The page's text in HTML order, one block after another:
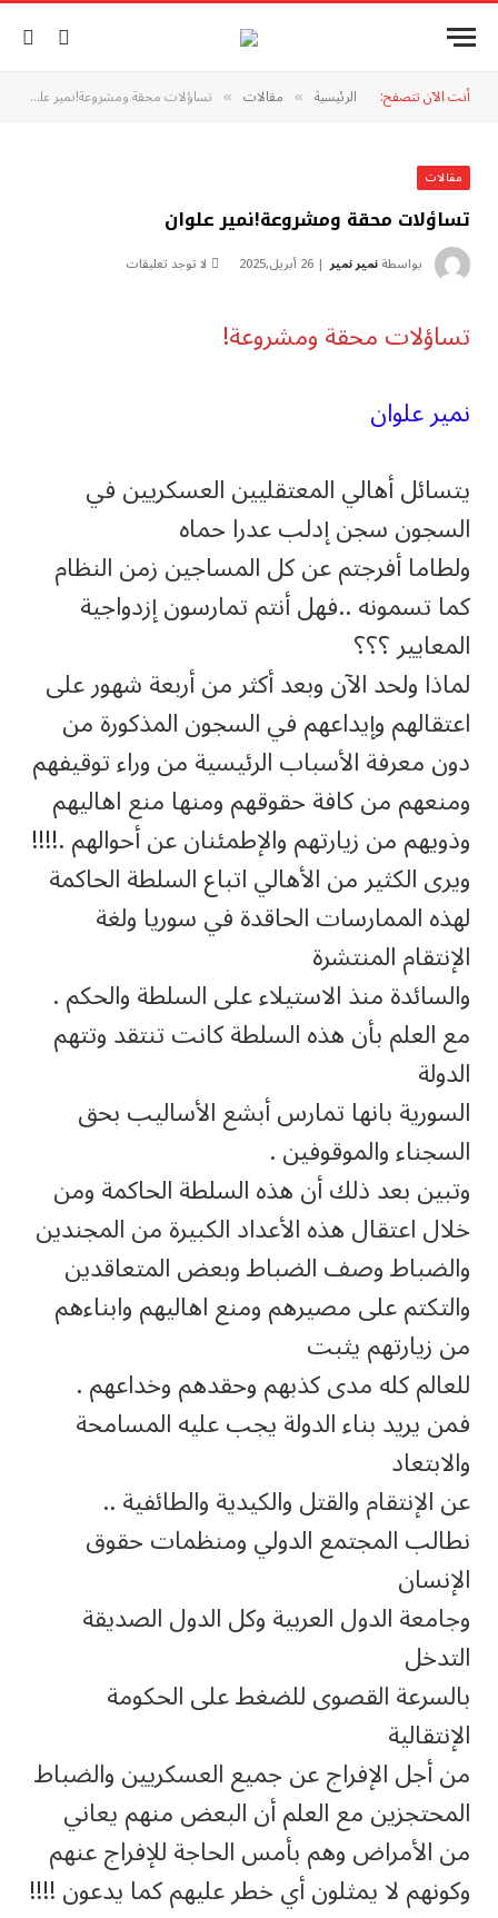
أنت الآن تتصفح: الرئيسية » مقالات » تساؤلات محقة ومشروعة!نمير علوان
مقالات
تساؤلات محقة ومشروعة!نمير علوان
بواسطةنمير نمير 26 أبريل,2025 لا توجد تعليقات
تساؤلات محقة ومشروعة!
نمير علوان
يتسائل أهالي المعتقليين العسكريين في
السجون سجن إدلب عدرا حماه
ولطاما أفرجتم عن كل المساجين زمن النظام
كما تسمونه ..فهل أنتم تمارسون إزدواجية
المعايير ؟؟؟
لماذا ولحد الآن وبعد أكثر من أربعة شهور على
اعتقالهم وإيداعهم في السجون المذكورة من
دون معرفة الأسباب الرئيسية من وراء توقيفهم
ومنعهم من كافة حقوقهم ومنها منع اهاليهم
وذويهم من زيارتهم والإطمئنان عن أحوالهم .!!!!
ويرى الكثير من الأهالي اتباع السلطة الحاكمة
لهذه الممارسات الحاقدة في سوريا ولغة
الإنتقام المنتشرة
والسائدة منذ الاستيلاء على السلطة والحكم .
مع العلم بأن هذه السلطة كانت تنتقد وتتهم
الدولة
السورية بانها تمارس أبشع الأساليب بحق
السجناء والموقوفين .
وتبين بعد ذلك أن هذه السلطة الحاكمة ومن
خلال اعتقال هذه الأعداد الكبيرة من المجندين
والضباط وصف الضباط وبعض المتعاقدين
والتكتم على مصيرهم ومنع اهاليهم وابناءهم
من زيارتهم يثبت
للعالم كله مدى كذبهم وحقدهم وخداعهم .
فمن يريد بناء الدولة يجب عليه المسامحة
والابتعاد
عن الإنتقام والقتل والكيدية والطائفية ..
نطالب المجتمع الدولي ومنظمات حقوق
الإنسان
وجامعة الدول العربية وكل الدول الصديقة
التدخل
بالسرعة القصوى للضغط على الحكومة
الإنتقالية
من أجل الإفراج عن جميع العسكريين والضباط
المحتجزين مع العلم أن البعض منهم يعاني
من الأمراض وهم بأمس الحاجة للإفراج عنهم
وكونهم لا يمثلون أي خطر عليهم كما يدعون !!!!